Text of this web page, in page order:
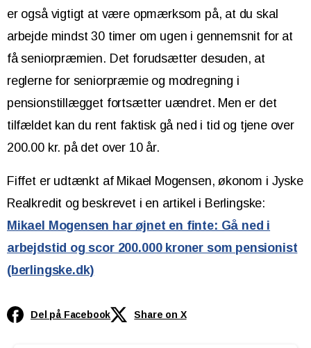
er også vigtigt at være opmærksom på, at du skal
arbejde mindst 30 timer om ugen i gennemsnit for at
få seniorpræmien. Det forudsætter desuden, at
reglerne for seniorpræmie og modregning i
pensionstillægget fortsætter uændret. Men er det
tilfældet kan du rent faktisk gå ned i tid og tjene over
200.00 kr. på det over 10 år.
Fiffet er udtænkt af Mikael Mogensen, økonom i Jyske
Realkredit og beskrevet i en artikel i Berlingske:
Mikael Mogensen har øjnet en finte: Gå ned i
arbejdstid og scor 200.000 kroner som pensionist
(berlingske.dk)
Del på Facebook Share on X